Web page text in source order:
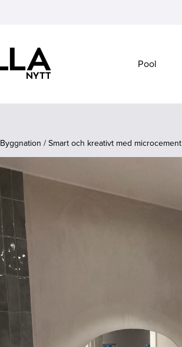
Pool
Byggnation / Smart och kreativt med microcement